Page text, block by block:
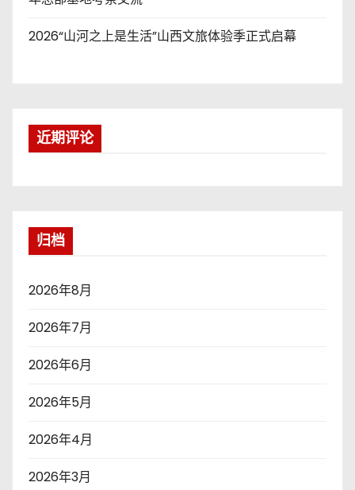
2026“山河之上是生活”山西文旅体验季正式启幕
近期评论
归档
2026年8月
2026年7月
2026年6月
2026年5月
2026年4月
2026年3月